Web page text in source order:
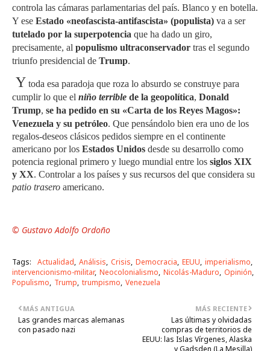
controla las cámaras parlamentarias del país. Blanco y en botella.
Y ese Estado «neofascista-antifascista» (populista) va a ser
tutelado por la superpotencia que ha dado un giro,
precisamente, al populismo ultraconservador tras el segundo
triunfo presidencial de Trump.
Y toda esa paradoja que roza lo absurdo se construye para
cumplir lo que el niño terrible de la geopolítica, Donald
Trump, se ha pedido en su «Carta de los Reyes Magos»:
Venezuela y su petróleo. Que pensándolo bien era uno de los
regalos-deseos clásicos pedidos siempre en el continente
americano por los Estados Unidos desde su desarrollo como
potencia regional primero y luego mundial entre los siglos XIX
y XX. Controlar a los países y sus recursos del que considera su
patio trasero americano.
© Gustavo Adolfo Ordoño
Tags: Actualidad Análisis Crisis Democracia EEUU imperialismo
intervencionismo-militar Neocolonialismo Nicolás-Maduro Opinión
Populismo Trump trumpismo Venezuela
MÁS RECIENTE
Las últimas y olvidadas
compras de territorios de
EEUU: las Islas Vírgenes, Alaska
y Gadsden (La Mesilla)
MÁS ANTIGUA
Las grandes marcas alemanas
con pasado nazi